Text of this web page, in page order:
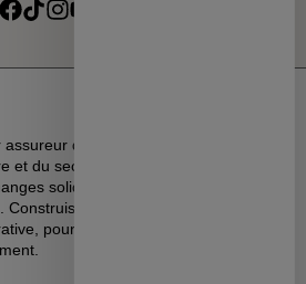
alertes des ventes découvertes du
assureur du monde de l’éducation, de
et du secteur associatif, La MAIF croit
solidaires, à l’entraide et au
Construisons une société plus
pour vivre ensemble…